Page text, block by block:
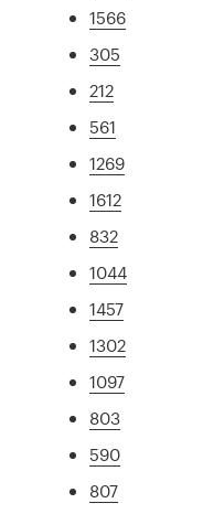
1566
305
212
561
1269
1612
832
1044
1457
1302
1097
803
590
807